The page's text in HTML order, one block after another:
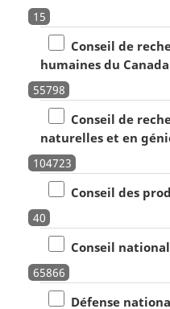
15
Conseil de
humaines du Canada
55798
Conseil de
naturelles et en
104723
Conseil des
40
Conseil national
65866
Défense